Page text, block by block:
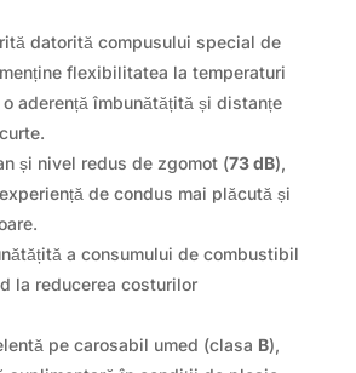
datorită compusului special de
flexibilitatea la temperaturi
aderență îmbunătățită și distanțe
și nivel redus de zgomot (73 dB),
de condus mai plăcută și
a consumului de combustibil
la reducerea costurilor
pe carosabil umed (clasa B),